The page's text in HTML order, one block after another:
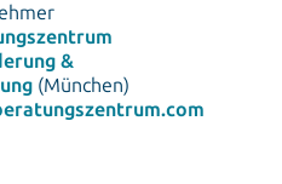
&
(München)